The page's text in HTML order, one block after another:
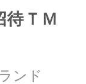
待ＴＭ
ンド